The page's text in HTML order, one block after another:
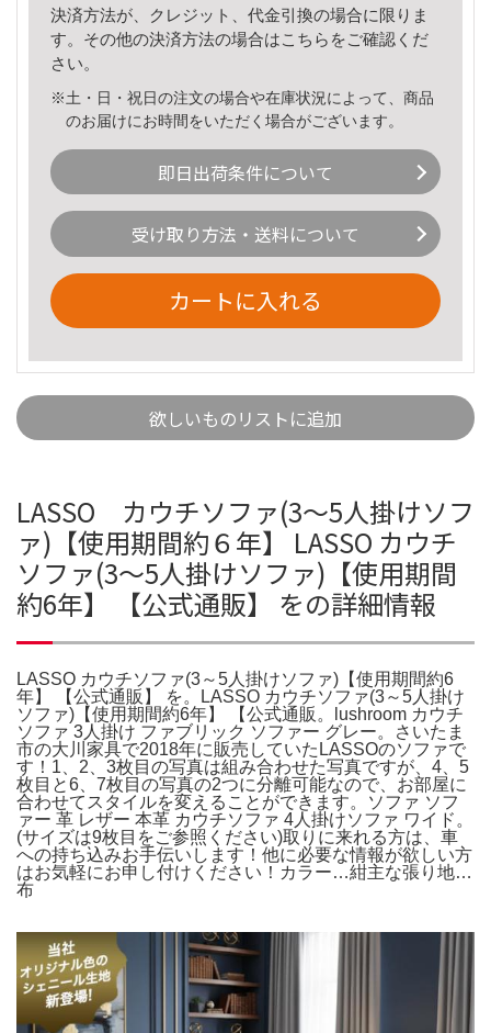
決済方法が、クレジット、代金引換の場合に限りま
す。その他の決済方法の場合はこちら をご確認くだ
さい。
※土・日・祝日の注文の場合や在庫状況によって、商品
のお届けにお時間をいただく場合がございます。
即日出荷条件について
受け取り方法・送料について
カートに入れる
欲しいものリストに追加
LASSO カウチソファ(3～5人掛けソフ
ァ)【使用期間約６年】 LASSO カウチ
ソファ(3～5人掛けソファ)【使用期間
約6年】 【公式通販】 をの詳細情報
LASSO カウチソファ(3～5人掛けソファ)【使用期間約6
年】 【公式通販】 を。LASSO カウチソファ(3～5人掛け
ソファ)【使用期間約6年】 【公式通販。lushroom カウチ
ソファ 3人掛け ファブリック ソファー グレー。さいたま
市の大川家具で2018年に販売していたLASSOのソファで
す！1、2、3枚目の写真は組み合わせた写真ですが、4、5
枚目と6、7枚目の写真の2つに分離可能なので、お部屋に
合わせてスタイルを変えることができます。ソファ ソフ
ァー 革 レザー 本革 カウチソファ 4人掛けソファ ワイド。
(サイズは9枚目をご参照ください)取りに来れる方は、車
への持ち込みお手伝いします！他に必要な情報が欲しい方
はお気軽にお申し付けください！カラー…紺主な張り地…
布